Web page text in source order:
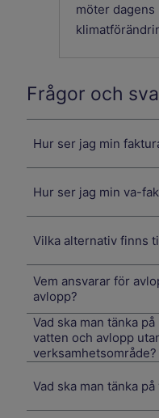
möter
Frågor och
Hur ser jag min
Hur ser jag min va-
Vilka alternativ finns
Vem ansvarar för
avlopp?
Vad ska man tänka
vatten och avlopp
verksamhetsområde?
Vad ska man tänka